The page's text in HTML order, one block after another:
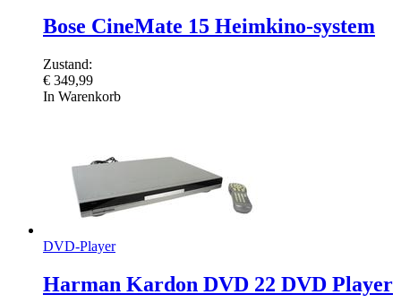
Bose CineMate 15 Heimkino-system
Zustand:
€ 349,99
In Warenkorb
DVD-Player
Harman Kardon DVD 22 DVD Player